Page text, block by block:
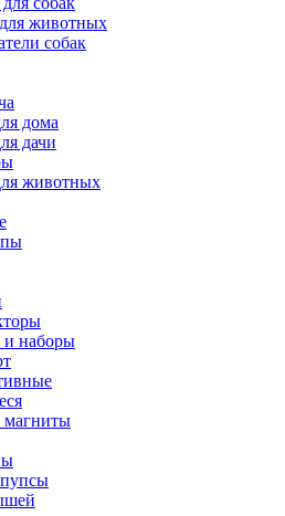
животных
собак
дома
дачи
животных
наборы
магниты